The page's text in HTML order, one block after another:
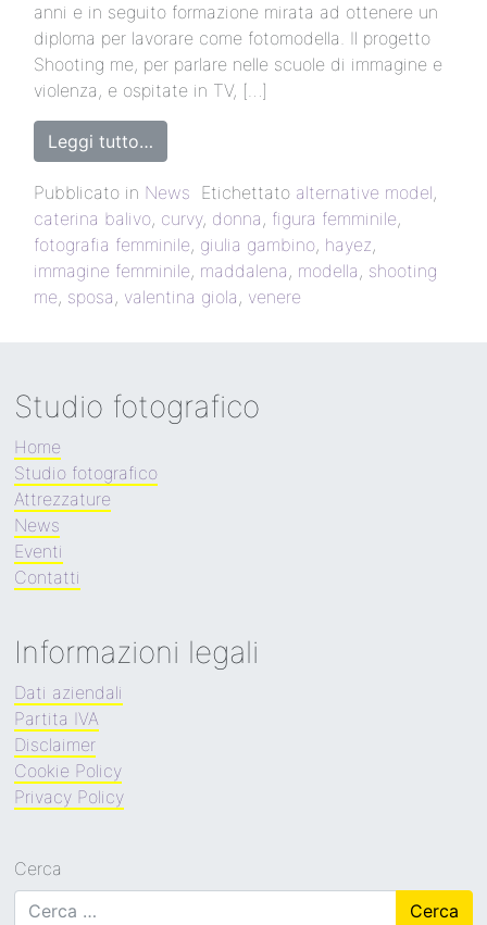
anni e in seguito formazione mirata ad ottenere un
diploma per lavorare come fotomodella. Il progetto
Shooting me, per parlare nelle scuole di immagine e
violenza, e ospitate in TV, […]
Leggi tutto…
Pubblicato in News Etichettato alternative model,
caterina balivo, curvy, donna , figura femminile,
fotografia femminile, giulia gambino, hayez,
immagine femminile, maddalena , modella , shooting
me, sposa , valentina giola , venere
Studio fotografico
Home
Studio fotografico
Attrezzature
News
Eventi
Contatti
Informazioni legali
Dati aziendali
Partita IVA
Disclaimer
Cookie Policy
Privacy Policy
Cerca